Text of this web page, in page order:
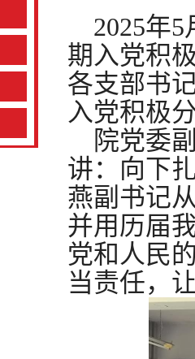
2025年5
期入党积
各支部书
入党积极
院党委
讲：向下
燕副书记
并用历届
党和人民
当责任，